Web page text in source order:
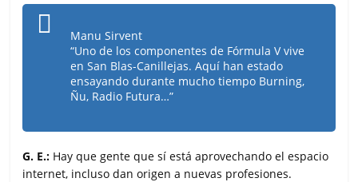
Manu Sirvent
“Uno de los componentes de Fórmula V vive
en San Blas-Canillejas. Aquí han estado
ensayando durante mucho tiempo Burning,
Ñu, Radio Futura…”
G. E.: Hay que gente que sí está aprovechando el espacio
internet, incluso dan origen a nuevas profesiones.